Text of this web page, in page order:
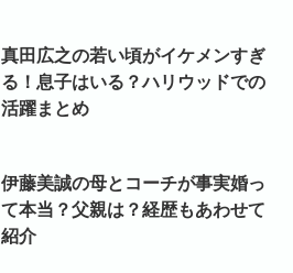
真田広之の若い頃がイケメンすぎ
る！息子はいる？ハリウッドでの
活躍まとめ
伊藤美誠の母とコーチが事実婚っ
て本当？父親は？経歴もあわせて
紹介